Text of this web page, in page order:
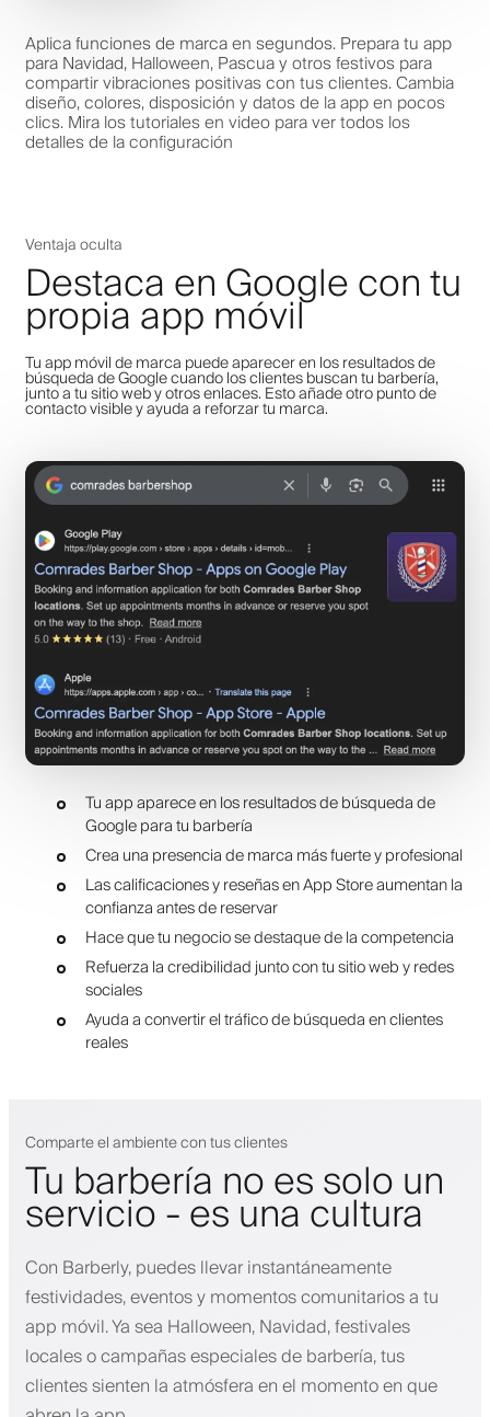
Aplica funciones de marca en segundos. Prepara tu app
para Navidad, Halloween, Pascua y otros festivos para
compartir vibraciones positivas con tus clientes. Cambia
diseño, colores, disposición y datos de la app en pocos
clics. Mira los tutoriales en video para ver todos los
detalles de la configuración
Ventaja oculta
Destaca en Google con tu
propia app móvil
Tu app móvil de marca puede aparecer en los resultados de
búsqueda de Google cuando los clientes buscan tu barbería,
junto a tu sitio web y otros enlaces. Esto añade otro punto de
contacto visible y ayuda a reforzar tu marca.
Tu app aparece en los resultados de búsqueda de
Google para tu barbería
Crea una presencia de marca más fuerte y profesional
Las calificaciones y reseñas en App Store aumentan la
confianza antes de reservar
Hace que tu negocio se destaque de la competencia
Refuerza la credibilidad junto con tu sitio web y redes
sociales
Ayuda a convertir el tráfico de búsqueda en clientes
reales
Comparte el ambiente con tus clientes
Tu barbería no es solo un
servicio - es una cultura
Con Barberly, puedes llevar instantáneamente
festividades, eventos y momentos comunitarios a tu
app móvil. Ya sea Halloween, Navidad, festivales
locales o campañas especiales de barbería, tus
clientes sienten la atmósfera en el momento en que